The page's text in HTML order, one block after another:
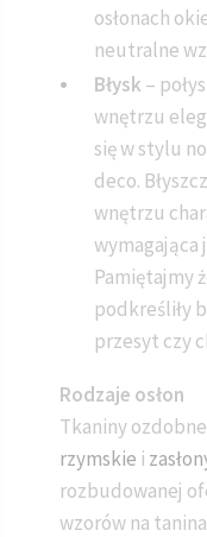
osłonach
neutralne
Błysk –
wnętrzu
się w stylu
deco.
wnętrzu
wymagająca
Pamiętajmy
podkreśliły
przesyt czy
Rodzaje osłon
Tkaniny
rzymskie i
rozbudowanej
wzorów na